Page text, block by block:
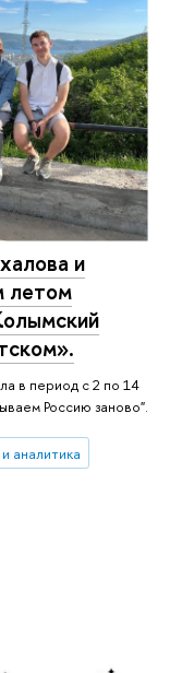
и
летом
в период с 2 по 14
Россию заново".
аналитика